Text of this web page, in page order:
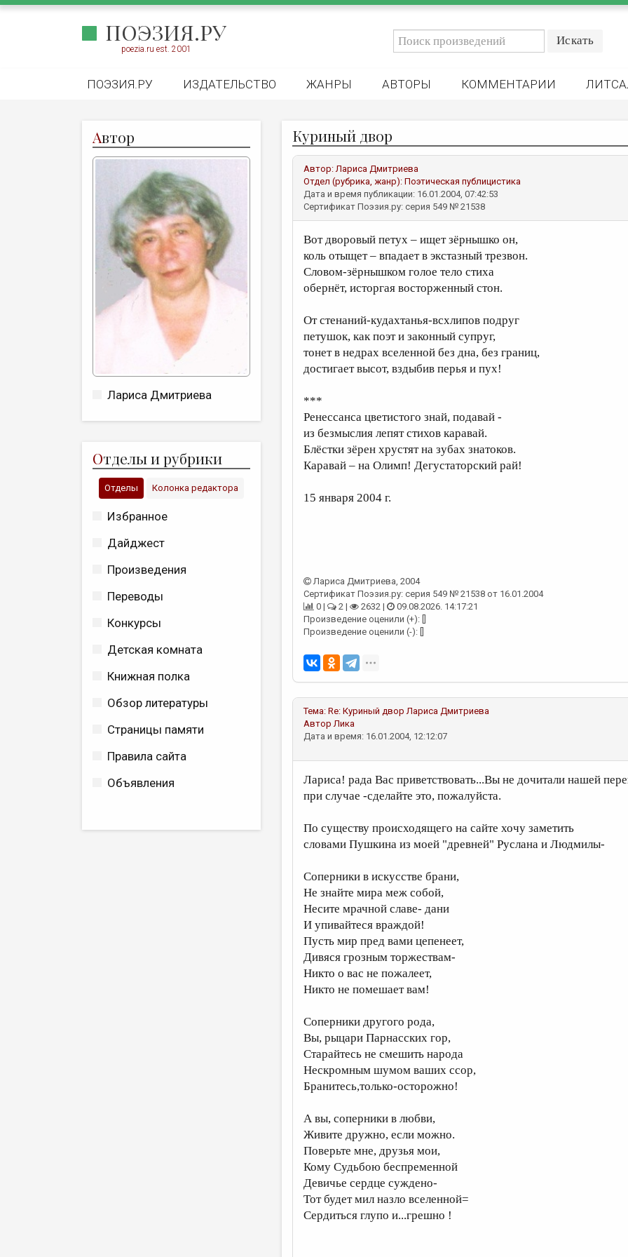
ПОЭЗИЯ.РУ
poezia.ru est. 2001
ПОЭЗИЯ.РУ ИЗДАТЕЛЬСТВО ЖАНРЫ АВТОРЫ КОММЕНТАРИИ
Автор
Лариса Дмитриева
Отделы и рубрики
Отделы Колонка редактора
Избранное
Дайджест
Произведения
Переводы
Конкурсы
Детская комната
Книжная полка
Обзор литературы
Страницы памяти
Правила сайта
Объявления
Куриный двор
Автор:Лариса Дмитриева
Отдел (рубрика, жанр): Поэтическая публицистика
Дата и время публикации: 16.01.2004, 07:42:53
Сертификат Поэзия.ру: серия 549 № 21538
Вот дворовый петух – ищет зёрнышко он,
коль отыщет – впадает в экстазный трезвон.
Словом-зёрнышком голое тело стиха
обернёт, исторгая восторженный стон.
От стенаний-кудахтанья-всхлипов подруг
петушок, как поэт и законный супруг,
тонет в недрах вселенной без дна, без границ,
достигает высот, вздыбив перья и пух!
***
Ренессанса цветистого знай, подавай -
из безмыслия лепят стихов каравай.
Блёстки зёрен хрустят на зубах знатоков.
Каравай – на Олимп! Дегустаторский рай!
15 января 2004 г.
Лариса Дмитриева, 2004
Сертификат Поэзия.ру: серия 549 № 21538 от 16.01.2004
0 |
2 | 2632 |
09.08.2026. 14:17:21
Произведение оценили (+): []
Произведение оценили (-): []
Тема: Re: Куриный двор Лариса Дмитриева
АвторЛика
Дата и время: 16.01.2004, 12:12:07
Лариса! рада Вас приветствовать...Вы не дочитали нашей
при случае -сделайте это, пожалуйста.
По существу происходящего на сайте хочу заметить
словами Пушкина из моей "древней" Руслана и Людмилы-
Соперники в искусстве брани,
Не знайте мира меж собой,
Несите мрачной славе- дани
И упивайтеся враждой!
Пусть мир пред вами цепенеет,
Дивяся грозным торжествам-
Никто о вас не пожалеет,
Никто не помешает вам!
Соперники другого рода,
Вы, рыцари Парнасских гор,
Старайтесь не смешить народа
Нескромным шумом ваших ссор,
Бранитесь,только-осторожно!
А вы, соперники в любви,
Живите дружно, если можно.
Поверьте мне, друзья мои,
Кому Судьбою беспременной
Девичье сердце суждено-
Тот будет мил назло вселенной=
Сердиться глупо и...грешно !